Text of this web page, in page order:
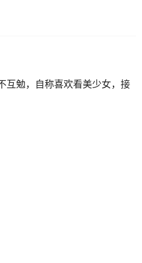
互勉，自称喜欢看美少女，接